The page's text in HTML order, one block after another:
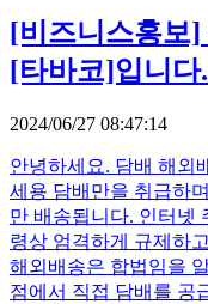
[비즈니스홍보]
[타바코]입니다.
2024/06/27 08:47:14
안녕하세요. 담배 해외
세용 담배만을 취급하
만 배송됩니다. 인터넷
령상 엄격하게 규제하
해외배송은 합법임을
점에서 직접 담배를 공